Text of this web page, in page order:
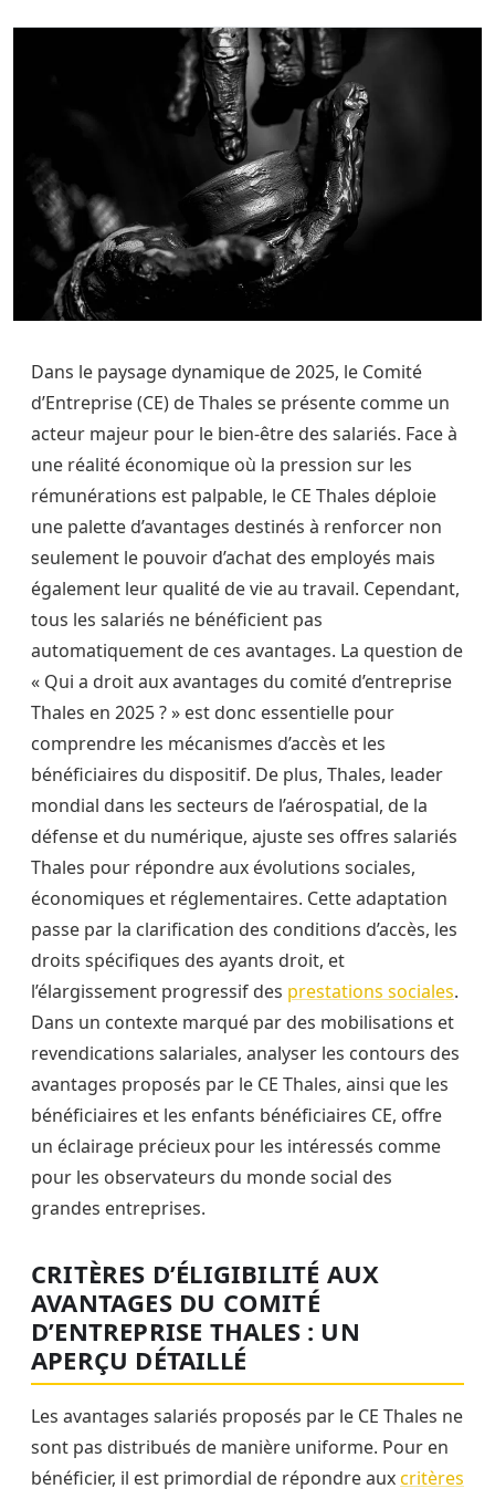
Dans le paysage dynamique de 2025, le Comité
d’Entreprise (CE) de Thales se présente comme un
acteur majeur pour le bien-être des salariés. Face à
une réalité économique où la pression sur les
rémunérations est palpable, le CE Thales déploie
une palette d’avantages destinés à renforcer non
seulement le pouvoir d’achat des employés mais
également leur qualité de vie au travail. Cependant,
tous les salariés ne bénéficient pas
automatiquement de ces avantages. La question de
« Qui a droit aux avantages du comité d’entreprise
Thales en 2025 ? » est donc essentielle pour
comprendre les mécanismes d’accès et les
bénéficiaires du dispositif. De plus, Thales, leader
mondial dans les secteurs de l’aérospatial, de la
défense et du numérique, ajuste ses offres salariés
Thales pour répondre aux évolutions sociales,
économiques et réglementaires. Cette adaptation
passe par la clarification des conditions d’accès, les
droits spécifiques des ayants droit, et
l’élargissement progressif des prestations sociales.
Dans un contexte marqué par des mobilisations et
revendications salariales, analyser les contours des
avantages proposés par le CE Thales, ainsi que les
bénéficiaires et les enfants bénéficiaires CE, offre
un éclairage précieux pour les intéressés comme
pour les observateurs du monde social des
grandes entreprises.
CRITÈRES D’ÉLIGIBILITÉ AUX
AVANTAGES DU COMITÉ
D’ENTREPRISE THALES : UN
APERÇU DÉTAILLÉ
Les avantages salariés proposés par le CE Thales ne
sont pas distribués de manière uniforme. Pour en
bénéficier, il est primordial de répondre auxcritères